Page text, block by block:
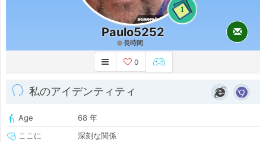
1
Paulo5252
長時間
0
私のアイデンティティ
Age
68 年
ここに
深刻な関係